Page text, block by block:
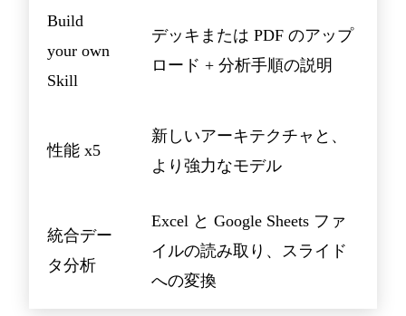
Build
your own
Skill
デッキまたは PDF のアップ
ロード + 分析手順の説明
性能 x5
新しいアーキテクチャと、
より強力なモデル
統合デー
タ分析
Excel と Google Sheets ファ
イルの読み取り、スライド
への変換